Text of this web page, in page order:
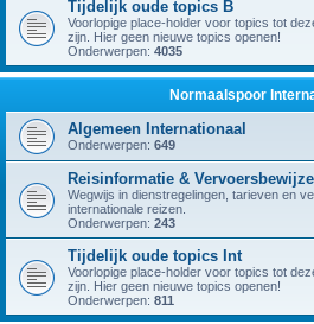
Tijdelijk oude topics B
Voorlopige place-holder voor topics tot
zijn. Hier geen nieuwe topics openen!
Onderwerpen: 4035
Normaalspoor
Algemeen Internationaal
Onderwerpen: 649
Reisinformatie &
Wegwijs in dienstregelingen, tarieven en
internationale reizen.
Onderwerpen: 243
Tijdelijk oude topics Int
Voorlopige place-holder voor topics tot
zijn. Hier geen nieuwe topics openen!
Onderwerpen: 811